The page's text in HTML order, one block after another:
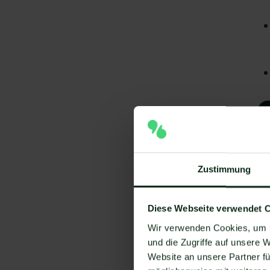
Zustimmung
Diese Webseite verwendet
Wir verwenden Cookies,
und die Zugriffe auf unsere
Website an unsere Partner